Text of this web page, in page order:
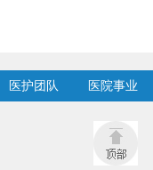
医护团队 医院事业